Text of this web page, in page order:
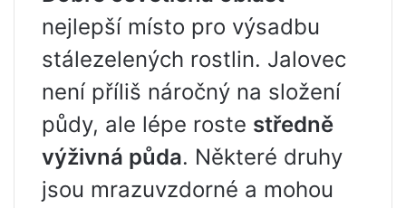
nejlepší místo pro výsadbu
stálezelených rostlin. Jalovec
není příliš náročný na složení
půdy, ale lépe roste středně
výživná půda. Některé druhy
jsou mrazuvzdorné a mohou